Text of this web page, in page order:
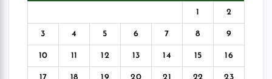
1 2
3 4 5 6 7 8 9
10 11 12 13 14 15 16